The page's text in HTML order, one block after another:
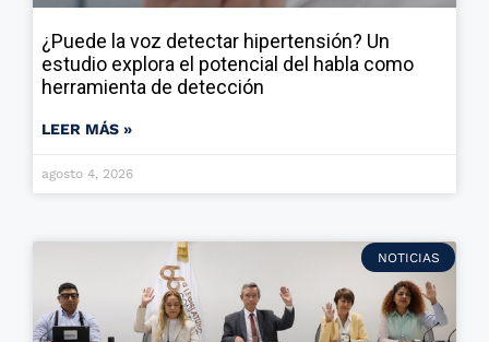
¿Puede la voz detectar hipertensión? Un
estudio explora el potencial del habla como
herramienta de detección
LEER MÁS »
agosto 4, 2026
NOTICIAS